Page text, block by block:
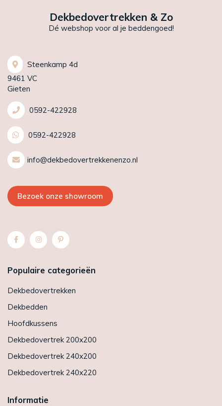
Dekbedovertrekken & Zo
Dé webshop voor al je beddengoed!
Steenkamp 4d
9461 VC
Gieten
0592-422928
0592-422928
info@dekbedovertrekkenenzo.nl
Bezoek onze showroom
Populaire categorieën
Dekbedovertrekken
Dekbedden
Hoofdkussens
Dekbedovertrek 200x200
Dekbedovertrek 240x200
Dekbedovertrek 240x220
Informatie